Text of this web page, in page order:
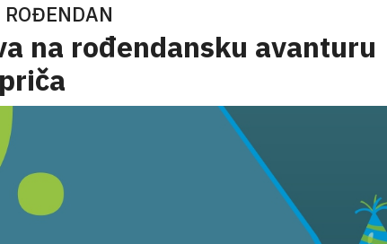
na rođendansku avanturu